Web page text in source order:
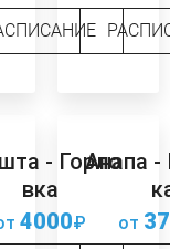
- Горло
вка
4000₽
Анапа -
от